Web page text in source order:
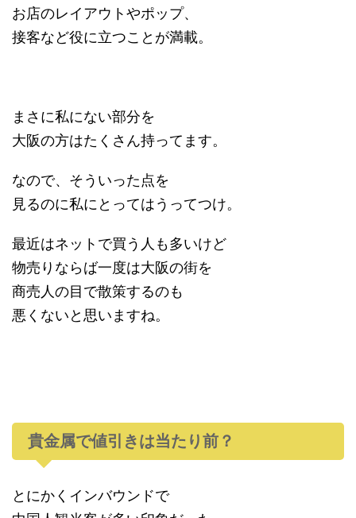
お店のレイアウトやポップ、
接客など役に立つことが満載。
まさに私にない部分を
大阪の方はたくさん持ってます。
なので、そういった点を
見るのに私にとってはうってつけ。
最近はネットで買う人も多いけど
物売りならば一度は大阪の街を
商売人の目で散策するのも
悪くないと思いますね。
貴金属で値引きは当たり前？
とにかくインバウンドで